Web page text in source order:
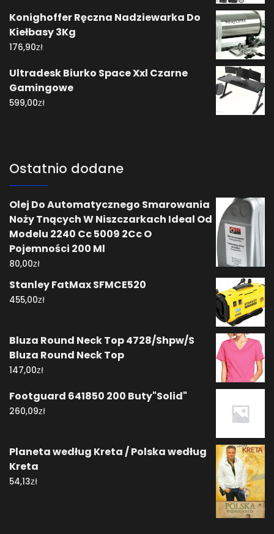
Konighoffer Ręczna Nadziewarka Do
Kiełbasy 3Kg
176,90zł
Ultradesk Biurko Space Xxl Czarne
Gamingowe
599,00zł
Ostatnio dodane
Olej Do Automatycznego Smarowania
Noży Tnących W Niszczarkach Ideal Od
Modelu 2240 Cc 5009 2Cc O
Pojemności 200 Ml
80,00zł
Stanley FatMax SFMCE520
455,00zł
Bluza Round Neck Top 4728/Shpw/S
Bluza Round Neck Top
147,00zł
Footguard 641850 200 Buty"Solid"
260,09zł
Planeta według Kreta / Polska według
Kreta
54,13zł